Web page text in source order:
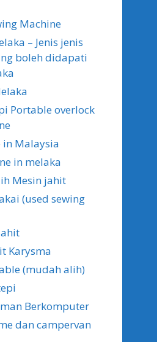
Machine
– Jenis jenis
boleh didapati
Portable overlock
in Malaysia
in melaka
Mesin jahit
(used sewing
Karysma
(mudah alih)
Berkomputer
dan campervan